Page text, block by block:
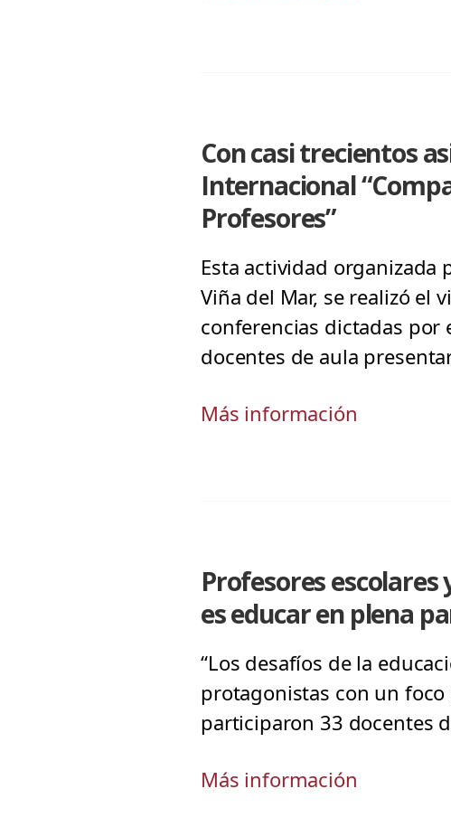
Con casi trecientos
Internacional
Profesores”
Esta actividad organizada
Viña del Mar, se realizó el
conferencias dictadas por
docentes de aula
Más información
Profesores
es educar en plena
“Los desafíos de la
protagonistas con un
participaron 33 docentes
Más información